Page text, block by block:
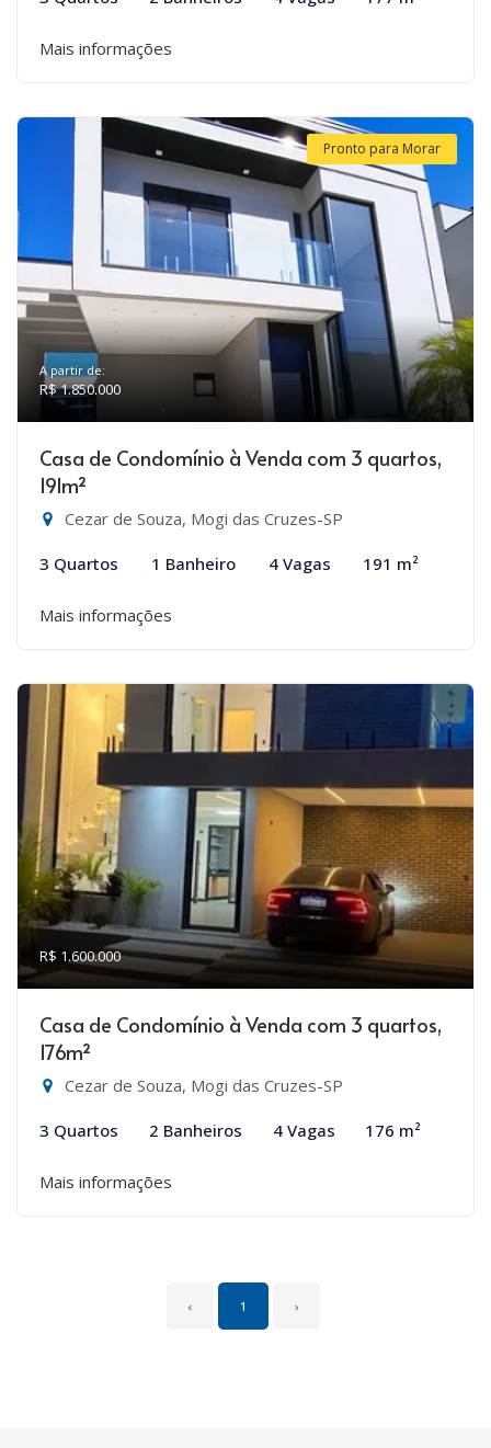
Mais informações
Pronto para Morar
A partir de:
R$ 1.850.000
Casa de Condomínio à Venda com 3 quartos,
191m²
Cezar de Souza, Mogi das Cruzes-SP
3 Quartos 1 Banheiro 4 Vagas 191 m²
Mais informações
R$ 1.600.000
Casa de Condomínio à Venda com 3 quartos,
176m²
Cezar de Souza, Mogi das Cruzes-SP
3 Quartos 2 Banheiros 4 Vagas 176 m²
Mais informações
‹ 1 ›